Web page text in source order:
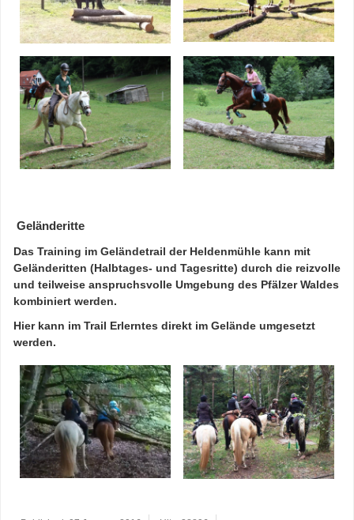
Geländeritte
Das Training im Geländetrail der Heldenmühle kann mit
Geländeritten (Halbtages- und Tagesritte) durch die reizvolle
und teilweise anspruchsvolle Umgebung des Pfälzer Waldes
kombiniert werden.
Hier kann im Trail Erlerntes direkt im Gelände umgesetzt
werden.